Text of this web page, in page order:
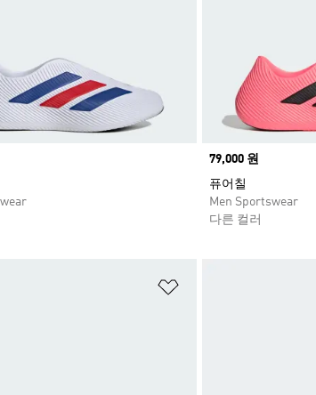
Price
79,000 원
퓨어칠
Men Sportswear
다른 컬러